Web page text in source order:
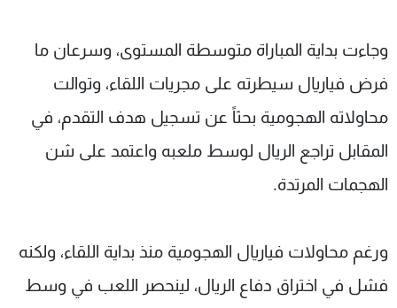
وجاءت بداية المباراة متوسطة المستوى، وسرعان ما
فرض فياريال سيطرته على مجريات اللقاء، وتوالت
محاولاته الهجومية بحثاً عن تسجيل هدف التقدم، في
المقابل تراجع الريال لوسط ملعبه واعتمد على شن
الهجمات المرتدة.
ورغم محاولات فياريال الهجومية منذ بداية اللقاء، ولكنه
فشل في اختراق دفاع الريال، لينحصر اللعب في وسط